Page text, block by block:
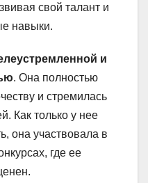
свой талант и
навыки.
и
. Она полностью
и стремилась
Как только у нее
она участвовала в
где ее